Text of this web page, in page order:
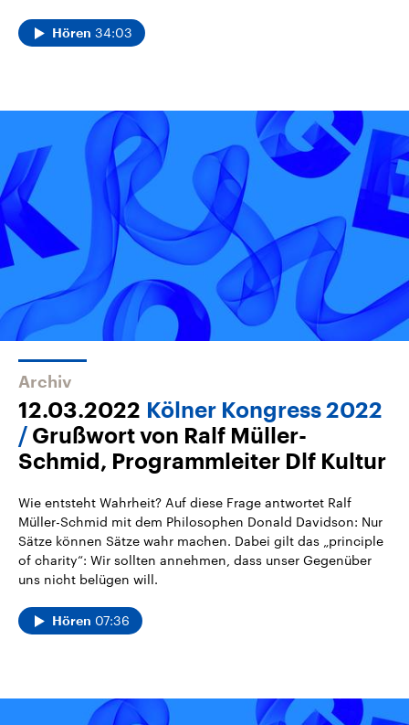
Hören 34:03
Archiv
12.03.2022 Kölner Kongress 2022
Grußwort von Ralf Müller-
Schmid, Programmleiter Dlf Kultur
Wie entsteht Wahrheit? Auf diese Frage antwortet Ralf
Müller-Schmid mit dem Philosophen Donald Davidson: Nur
Sätze können Sätze wahr machen. Dabei gilt das „principle
of charity“: Wir sollten annehmen, dass unser Gegenüber
uns nicht belügen will.
Hören 07:36